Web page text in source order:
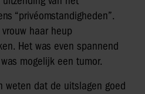
“privéomstandigheden”.
haar heup
Het was even spannend
mogelijk een tumor.
weten dat de uitslagen goed